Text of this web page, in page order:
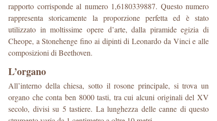
rapporto corrisponde al numero 1,6180339887. Questo numero
rappresenta storicamente la proporzione perfetta ed è stato
utilizzato in moltissime opere d’arte, dalla piramide egizia di
Cheope, a Stonehenge fino ai dipinti di Leonardo da Vinci e alle
composizioni di Beethoven.
L’organo
All’interno della chiesa, sotto il rosone principale, si trova un
organo che conta ben 8000 tasti, tra cui alcuni originali del XV
secolo, divisi su 5 tastiere. La lunghezza delle canne di questo